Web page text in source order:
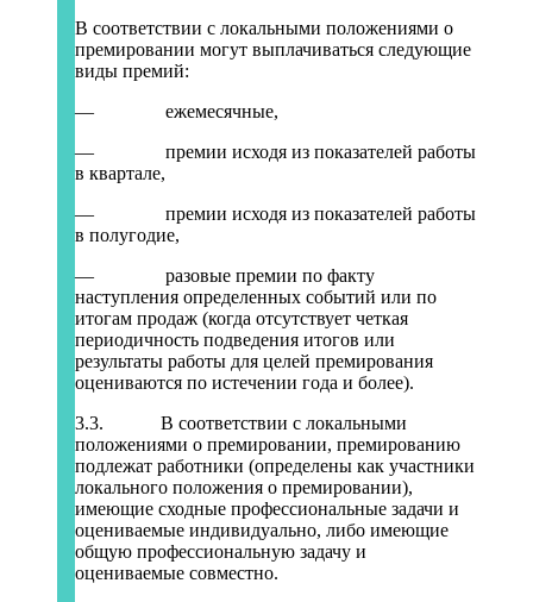
В соответствии с локальными положениями о
премировании могут выплачиваться следующие
виды премий:
— ежемесячные,
— премии исходя из показателей работы
в квартале,
— премии исходя из показателей работы
в полугодие,
— разовые премии по факту
наступления определенных событий или по
итогам продаж (когда отсутствует четкая
периодичность подведения итогов или
результаты работы для целей премирования
оцениваются по истечении года и более).
3.3. В соответствии с локальными
положениями о премировании, премированию
подлежат работники (определены как участники
локального положения о премировании),
имеющие сходные профессиональные задачи и
оцениваемые индивидуально, либо имеющие
общую профессиональную задачу и
оцениваемые совместно.